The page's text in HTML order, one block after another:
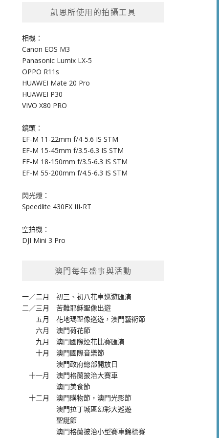
凱恩所使用的拍攝工具
相機：
Canon EOS M3
Panasonic Lumix LX-5
OPPO R11s
HUAWEI Mate 20 Pro
HUAWEI P30
VIVO X80 PRO
鏡頭：
EF-M 11-22mm f/4-5.6 IS STM
EF-M 15-45mm f/3.5-6.3 IS STM
EF-M 18-150mm f/3.5-6.3 IS STM
EF-M 55-200mm f/4.5-6.3 IS STM
閃光燈：
Speedlite 430EX III-RT
空拍機：
DJI Mini 3 Pro
澳門每年盛事與活動
一／二月初三、初八花車巡遊匯演
二／三月苦難耶穌聖像出遊
五月花地瑪聖像巡遊 ，澳門藝術節
六月澳門荷花節
九月澳門國際煙花比賽匯演
十月澳門國際音樂節
澳門政府總部開放日
十一月澳門格蘭披治大賽車
澳門美食節
十二月澳門購物節 ，澳門光影節
澳門拉丁城區幻彩大巡遊
聖誕節
澳門格蘭披治小型賽車錦標賽